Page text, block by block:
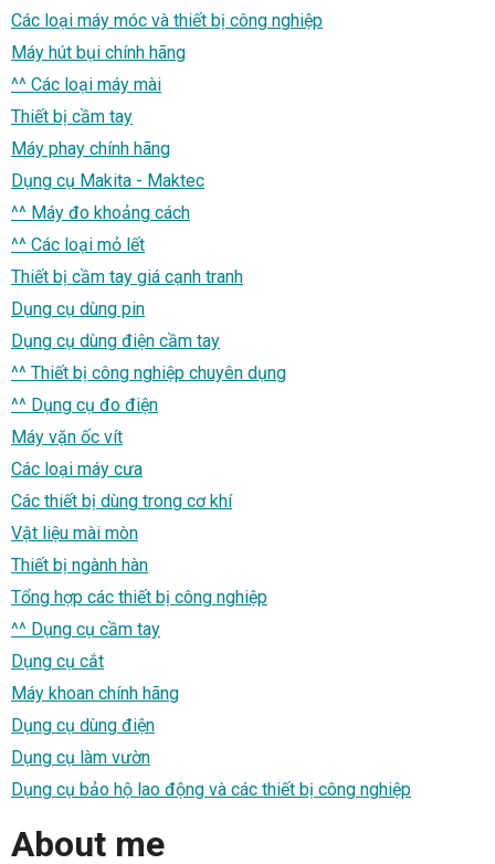
Các loại máy móc và thiết bị công nghiệp
Máy hút bụi chính hãng
^^ Các loại máy mài
Thiết bị cầm tay
Máy phay chính hãng
Dụng cụ Makita - Maktec
^^ Máy đo khoảng cách
^^ Các loại mỏ lết
Thiết bị cầm tay giá cạnh tranh
Dụng cụ dùng pin
Dụng cụ dùng điện cầm tay
^^ Thiết bị công nghiệp chuyên dụng
^^ Dụng cụ đo điện
Máy vặn ốc vít
Các loại máy cưa
Các thiết bị dùng trong cơ khí
Vật liệu mài mòn
Thiết bị ngành hàn
Tổng hợp các thiết bị công nghiệp
^^ Dụng cụ cầm tay
Dụng cụ cắt
Máy khoan chính hãng
Dụng cụ dùng điện
Dụng cụ làm vườn
Dụng cụ bảo hộ lao động và các thiết bị công nghiệp
About me